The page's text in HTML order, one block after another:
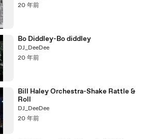
20 年前
Bo Diddley-Bo diddley
DJ_DeeDee
20 年前
Bill Haley Orchestra-Shake Rattle &
Roll
DJ_DeeDee
20 年前